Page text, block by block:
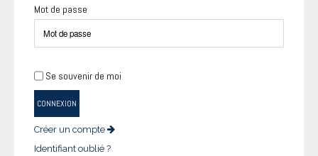
Mot de passe
Se souvenir de moi
CONNEXION
Créer un compte
Identifiant oublié ?